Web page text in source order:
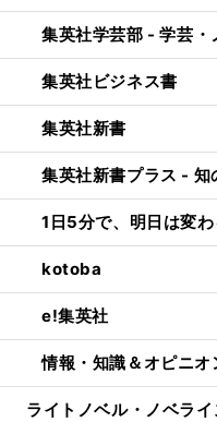
集英社学芸部 - 学芸・
集英社ビジネス書
集英社新書
集英社新書プラス - 知
1日5分で、明日は変
kotoba
e!集英社
情報・知識＆オピニ
ライトノベル・ノベライ